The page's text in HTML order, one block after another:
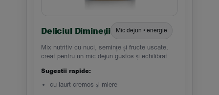
Deliciul Dimineții Mic dejun • energie
Mix nutritiv cu nuci, semințe și fructe uscate,
creat pentru un mic dejun gustos și echilibrat.
Sugestii rapide:
cu iaurt cremos și miere